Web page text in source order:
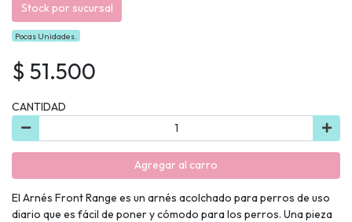
Stock por sucursal
Pocas Unidades.
$ 51.500
CANTIDAD
Agregar al carro
El Arnés Front Range es un arnés acolchado para perros de uso
diario que es fácil de poner y cómodo para los perros. Una pieza